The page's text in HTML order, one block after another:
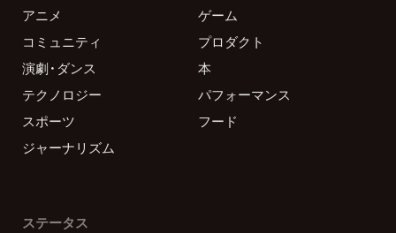
アニメ
ゲーム
コミュニティ
プロダクト
演劇・ダンス
本
テクノロジー
パフォーマンス
スポーツ
フード
ジャーナリズム
ステータス